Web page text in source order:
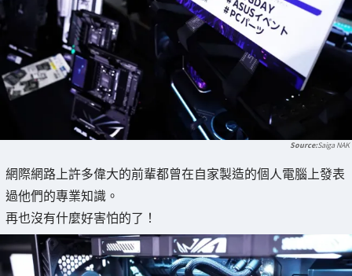
Saiga NAK
網際網路上許多偉大的前輩都曾在自家製造的個人電腦上發表
過他們的專業知識。
再也沒有什麼好害怕的了！